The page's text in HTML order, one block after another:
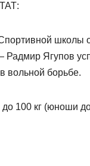
школы
Радмир Ягупов
вольной борьбе.
100 кг (юноши